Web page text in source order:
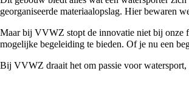
georganiseerde materiaalopslag. Hier bewaren
Maar bij VVWZ stopt de innovatie niet bij onze
mogelijke begeleiding te bieden. Of je nu een
Bij VVWZ draait het om passie voor